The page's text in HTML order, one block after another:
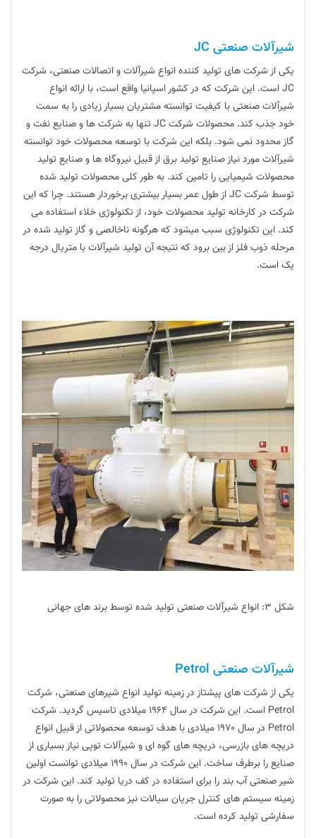
شیرآلات صنعتی JC
یکی از شرکت های تولید کننده انواع شیرآلات و اتصالات صنعتی، شرکت
JC است. این شرکت که در کشور اسپانیا واقع است، با ارائه انواع
شیرآلات صنعتی با کیفیت توانسته مشتریان بسیار زیادی را به سمت
خود جذب کند. محصولات شرکت JC تنها به شرکت ها و صنایع نفت و
گاز محدود نمی شود. بلکه این شرکت با توسعه محصولات خود توانسته
شیرآلات مورد نیاز صنایع تولید برق از قبیل نیروگاه ها و صنایع تولید
محصولات شیمیایی را تامین کند‌. به طور کلی محصولات تولید شده
توسط شرکت JC از طول عمر بسیار بیشتری برخوردار هستند. چرا که این
شرکت در کارخانه تولید محصولات خود، از تکنولوژی خلاء استفاده می
کند. این تکنولوژی سبب میشود که هرگونه ناخالصی و گاز تولید شده در
مرحله ذوب فلز از بین برود که نتیجه آن تولید شیرآلات با متریال درجه
یک است.
شکل ۳: انواع شیرآلات صنعتی تولید شده توسط برند های جهانی
شیرآلات صنعتی Petrol
یکی از شرکت های پیشتاز در زمینه تولید انواع شیرهای صنعتی، شرکت
Petrol است. این شرکت در سال ۱۹۶۴ میلادی تاسیس گردید. شرکت
Petrol در سال ۱۹۷۰ میلادی با هدف توسعه محصولاتی از قبیل انواع
دریچه های بازرسی، دریچه های گوه ای و شیرآلات توپی نیاز بسیاری از
صنایع را برطرف ساخت. این شرکت در سال ۱۹۹۰ میلادی توانست اولین
شیر صنعتی آب بند را برای استفاده در کف دریا تولید کند. این شرکت در
زمینه سیستم های کنترل جریان سیالات نیز محصولاتی را به صورت
سفارشی تولید کرده است.